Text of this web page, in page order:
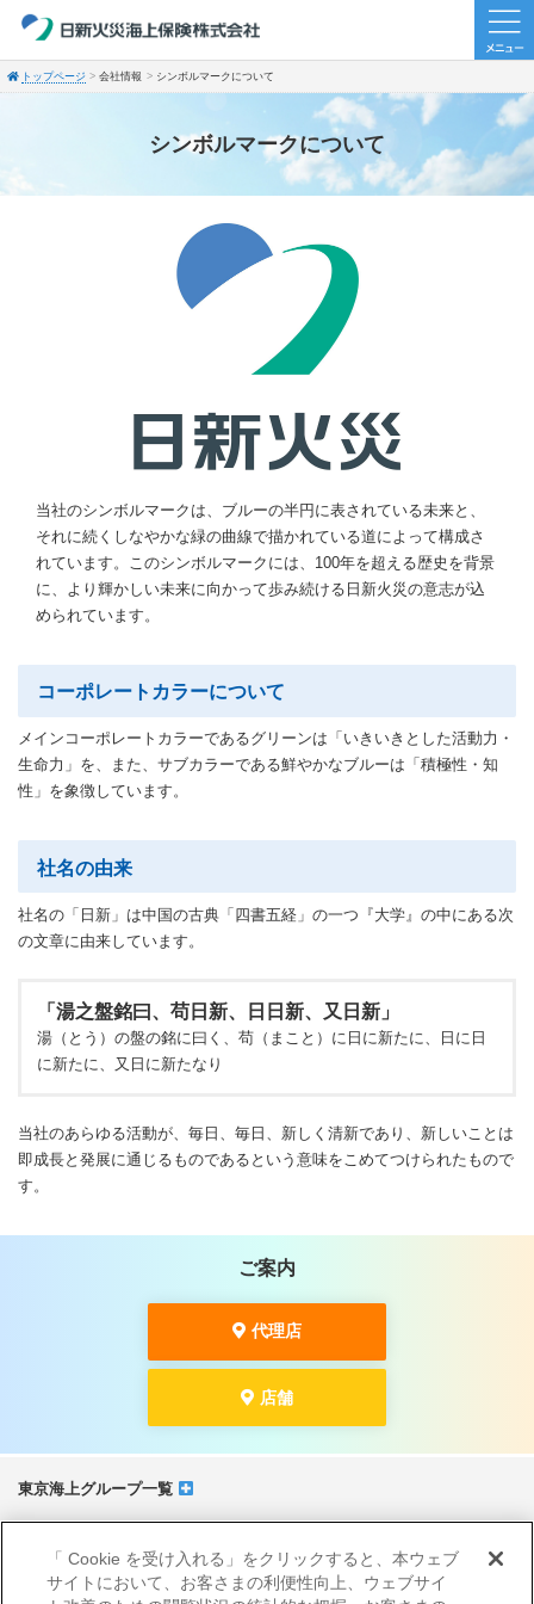
トップページ 会社情報 シンボルマークについて
シンボルマークについて
当社のシンボルマークは、ブルーの半円に表されている未来と、
それに続くしなやかな緑の曲線で描かれている道によって構成さ
れています。このシンボルマークには、100年を超える歴史を背景
に、より輝かしい未来に向かって歩み続ける日新火災の意志が込
められています。
コーポレートカラーについて
メインコーポレートカラーであるグリーンは「いきいきとした活動力・
生命力」を、また、サブカラーである鮮やかなブルーは「積極性・知
性」を象徴しています。
社名の由来
社名の「日新」は中国の古典「四書五経」の一つ『大学』の中にある次
の文章に由来しています。
「湯之盤銘曰、苟日新、日日新、又日新」
湯（とう）の盤の銘に曰く、苟（まこと）に日に新たに、日に日
に新たに、又日に新たなり
当社のあらゆる活動が、毎日、毎日、新しく清新であり、新しいことは
即成長と発展に通じるものであるという意味をこめてつけられたもので
す。
ご案内
代理店
店舗
東京海上グループ一覧
サイトマップ
当サイトのご利用にあたって
勧誘方針
「 Cookie を受け入れる」をクリックすると、本ウェブ
サイトにおいて、お客さまの利便性向上、ウェブサイ